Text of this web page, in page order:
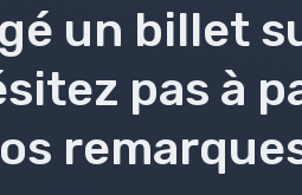
un billet
pas à